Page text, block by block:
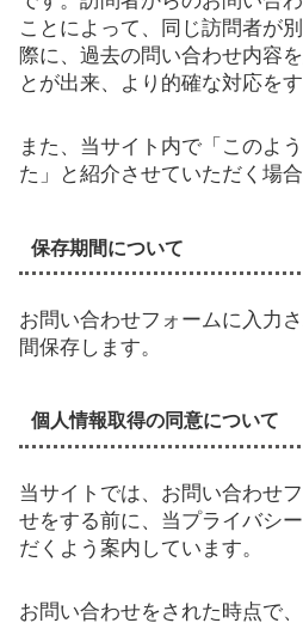
ことによって、同じ訪問者が
際に、過去の問い合わせ内容
とが出来、より的確な対応を
また、当サイト内で「このよ
た」と紹介させていただく場合
保存期間について
お問い合わせフォームに入力
間保存します。
個人情報取得の同意について
当サイトでは、お問い合わせ
せをする前に、当プライバシ
だくよう案内しています。
お問い合わせをされた時点で